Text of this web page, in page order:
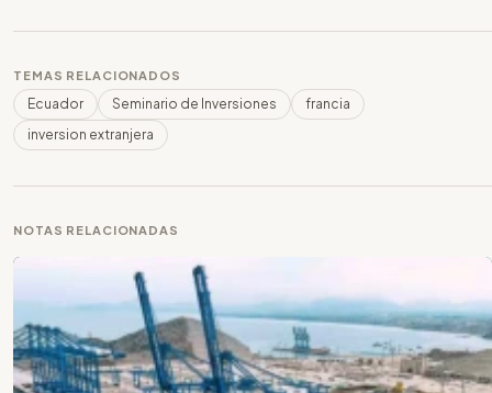
TEMAS RELACIONADOS
Ecuador Seminario de Inversiones
francia
inversion extranjera
NOTAS RELACIONADAS